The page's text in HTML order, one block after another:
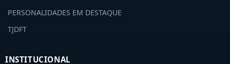
PERSONALIDADES EM DESTAQUE
TJDFT
INSTITUCIONAL